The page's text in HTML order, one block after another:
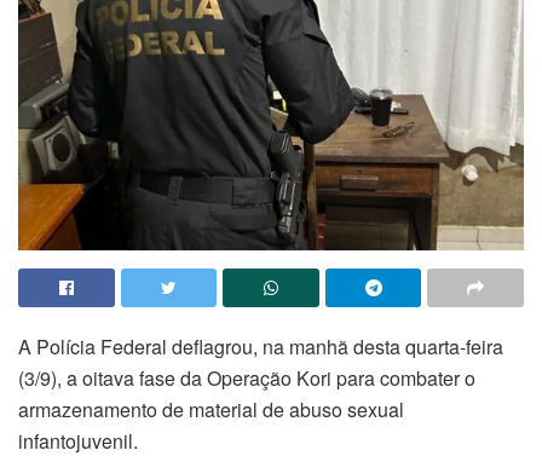
A Polícia Federal deflagrou, na manhã desta quarta-feira
(3/9), a oitava fase da Operação Kori para combater o
armazenamento de material de abuso sexual
infantojuvenil.